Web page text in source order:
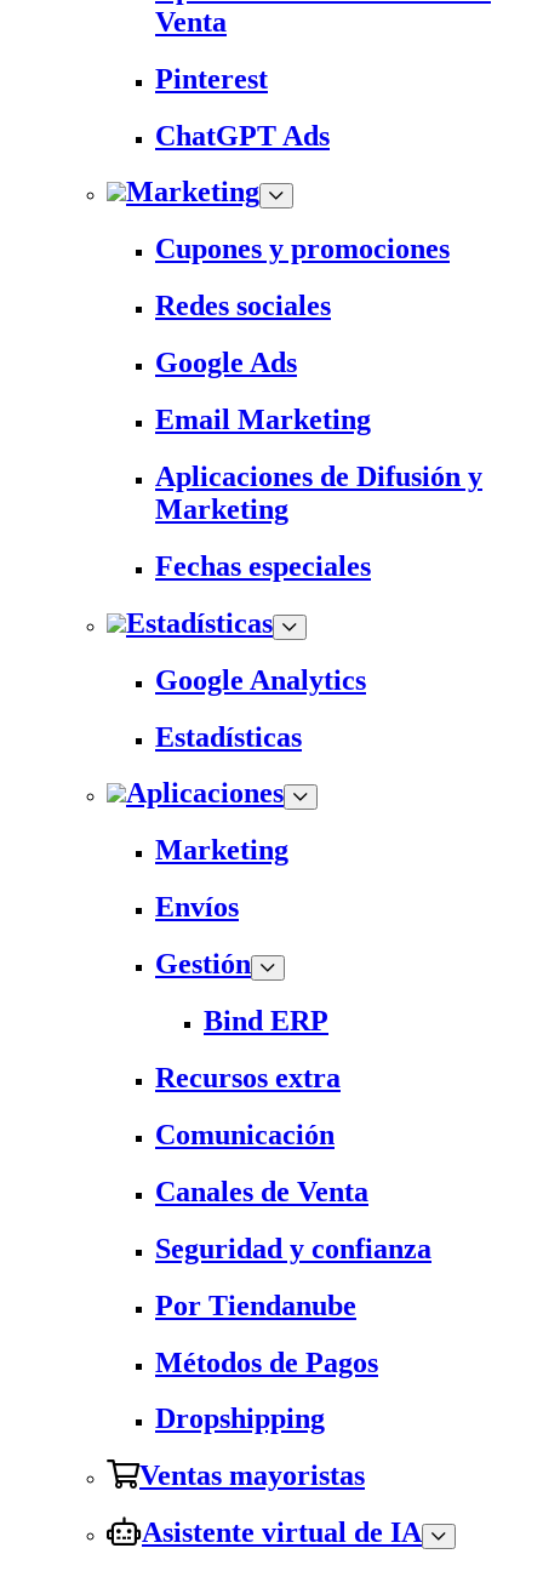
Venta
Pinterest
ChatGPT Ads
Marketing
Cupones y promociones
Redes sociales
Google Ads
Email Marketing
Aplicaciones de Difusión y
Marketing
Fechas especiales
Estadísticas
Google Analytics
Estadísticas
Aplicaciones
Marketing
Envíos
Gestión
Bind ERP
Recursos extra
Comunicación
Canales de Venta
Seguridad y confianza
Por Tiendanube
Métodos de Pagos
Dropshipping
Ventas mayoristas
Asistente virtual de IA